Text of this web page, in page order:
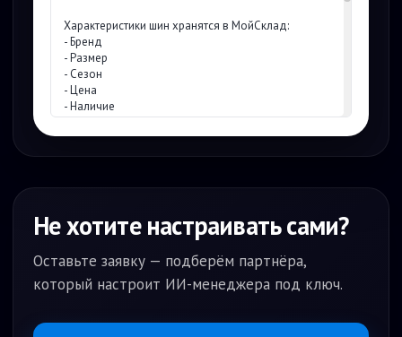
Характеристики шин хранятся в МойСклад:
- Бренд
- Размер
- Сезон
- Цена
- Наличие
Цены и логика расчёта:
- Цена берётся только из МойСклад
- Дополнительные услуги считаются менеджером
Процесс работы:
- Клиент обращается в чат
- Бот уточняет параметры и подбирает шины
- Показывает варианты в наличии
- Получает контакт клиента
Не хотите настраивать сами?
Оставьте заявку — подберём партнёра,
который настроит ИИ-менеджера под ключ.